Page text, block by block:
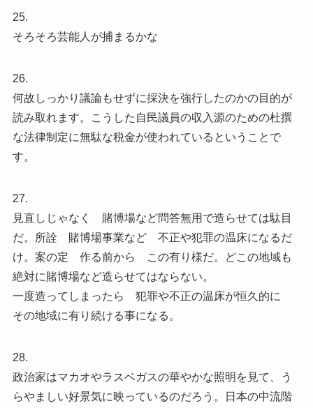
25.
そろそろ芸能人が捕まるかな
26.
何故しっかり議論もせずに採決を強行したのかの目的が
読み取れます。こうした自民議員の収入源のための杜撰
な法律制定に無駄な税金が使われているということで
す。
27.
見直しじゃなく 賭博場など問答無用で造らせては駄目
だ。所詮 賭博場事業など 不正や犯罪の温床になるだ
け。案の定 作る前から この有り様だ。どこの地域も
絶対に賭博場など造らせてはならない。
一度造ってしまったら 犯罪や不正の温床が恒久的に
その地域に有り続ける事になる。
28.
政治家はマカオやラスベガスの華やかな照明を見て、う
らやましい好景気に映っているのだろう。日本の中流階